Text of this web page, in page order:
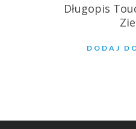
Długopis
DODAJ